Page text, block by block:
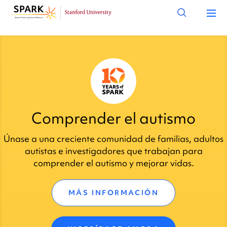
Comprender el autismo
Únase a una creciente comunidad de familias, adultos
autistas e investigadores que trabajan para
comprender el autismo y mejorar vidas.
MÁS INFORMACIÓN